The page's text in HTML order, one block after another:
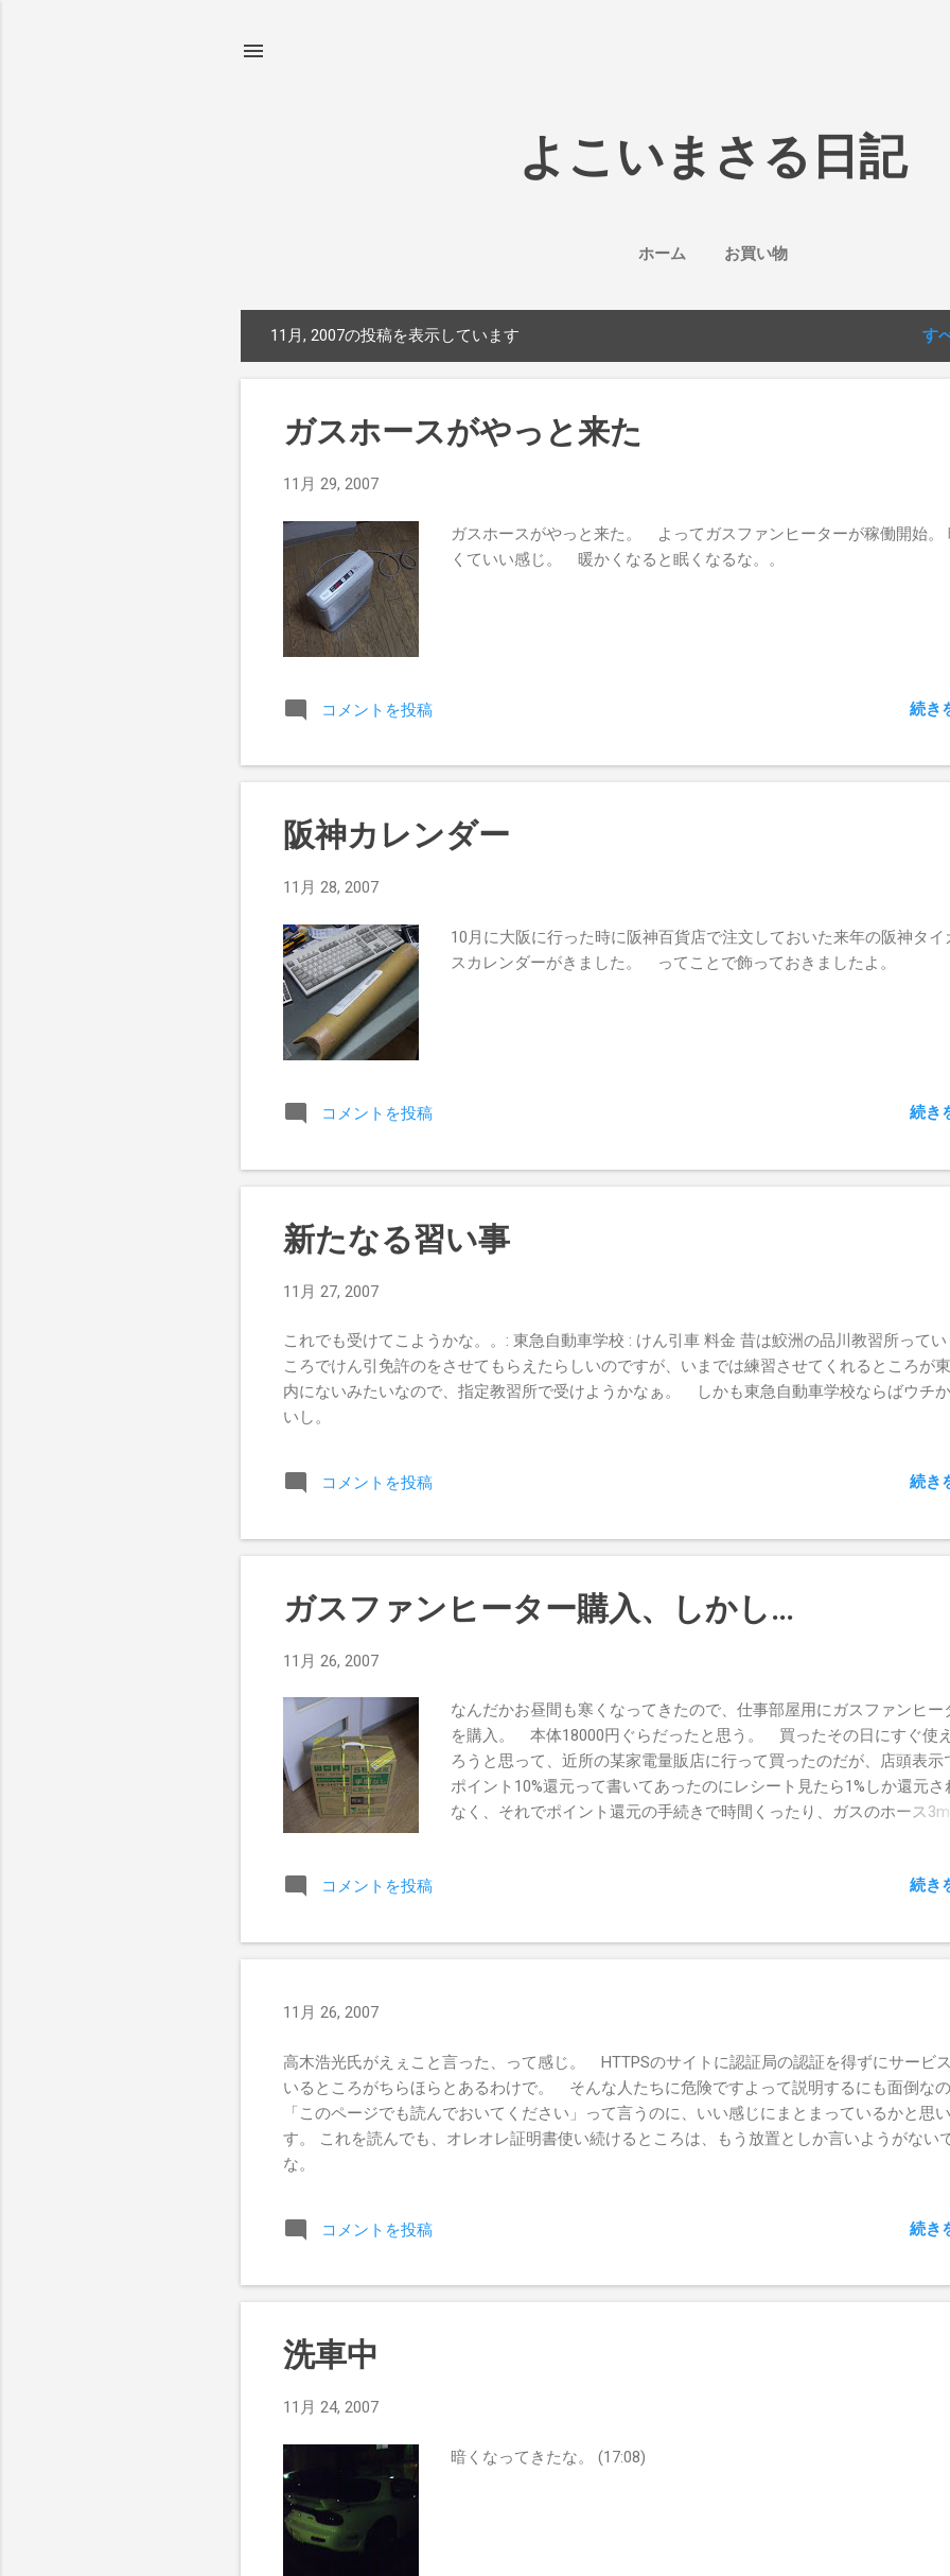
よこいまさる日記
ホーム お買い物
稿
11月, 2007の投稿を表示しています す
ガスホースがやっと来た
11月 29, 2007
ガスホースがやっと来た。 よってガスファンヒーターが稼働開始。
くていい感じ。 暖かくなると眠くなるな。。
コメントを投稿 続き
阪神カレンダー
11月 28, 2007
10月に大阪に行った時に阪神百貨店で注文しておいた来年の阪神タイ
スカレンダーがきました。 ってことで飾っておきましたよ。
コメントを投稿 続き
新たなる習い事
11月 27, 2007
これでも受けてこようかな。。: 東急自動車学校 : けん引車 料金 昔は鮫洲の品川教習所って
ころでけん引免許のをさせてもらえたらしいのですが、いまでは練習させてくれるところが
内にないみたいなので、指定教習所で受けようかなぁ。 しかも東急自動車学校ならばウチ
いし。
コメントを投稿 続き
ガスファンヒーター購入、しかし…
11月 26, 2007
なんだかお昼間も寒くなってきたので、仕事部屋用にガスファンヒー
を購入。 本体18000円ぐらだったと思う。 買ったその日にすぐ使
ろうと思って、近所の某家電量販店に行って買ったのだが、店頭表示
ポイント10%還元って書いてあったのにレシート見たら1%しか還元さ
なく、それでポイント還元の手続きで時間くったり、ガスのホース
家に帰ってネット通販の価格を見たら、もっと安かったりしたため、
たら、店頭で買うの諦めようっと。
コメントを投稿 続き
11月 26, 2007
高木浩光氏がえぇこと言った、って感じ。 HTTPSのサイトに認証局の認証を得ずにサービ
いるところがちらほらとあるわけで。 そんな人たちに危険ですよって説明するにも面倒な
「このページでも読んでおいてください」って言うのに、いい感じにまとまっているかと思
す。 これを読んでも、オレオレ証明書使い続けるところは、もう放置としか言いようがない
な。
コメントを投稿 続き
洗車中
11月 24, 2007
暗くなってきたな。 (17:08)